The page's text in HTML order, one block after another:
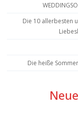
Die 10 allerbesten
Die heiße